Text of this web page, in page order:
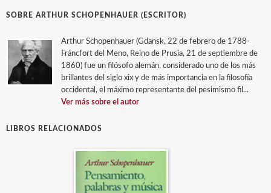
SOBRE ARTHUR SCHOPENHAUER (ESCRITOR)
Arthur Schopenhauer (Gdansk, 22 de febrero de 1788-
Fráncfort del Meno, Reino de Prusia, 21 de septiembre de
1860) fue un filósofo alemán, considerado uno de los más
brillantes del siglo xix y de más importancia en la filosofía
occidental, el máximo representante del pesimismo fil...
Ver más sobre el autor
LIBROS RELACIONADOS